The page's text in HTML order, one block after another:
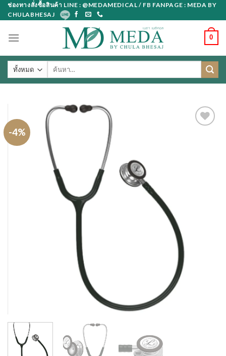
Skip
to
ช่องทางสั่งซื้อสินค้า LINE : @MEDAMEDICAL / FB FANPAGE : MEDA BY
CHULABHESAJ
0
ค้นหา:
-4%